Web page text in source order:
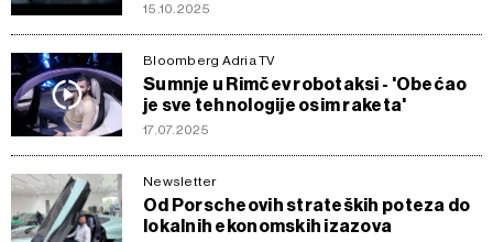
15.10.2025
Bloomberg Adria TV
Sumnje u Rimčev robotaksi - 'Obećao
je sve tehnologije osim raketa'
17.07.2025
Newsletter
Od Porscheovih strateških poteza do
lokalnih ekonomskih izazova